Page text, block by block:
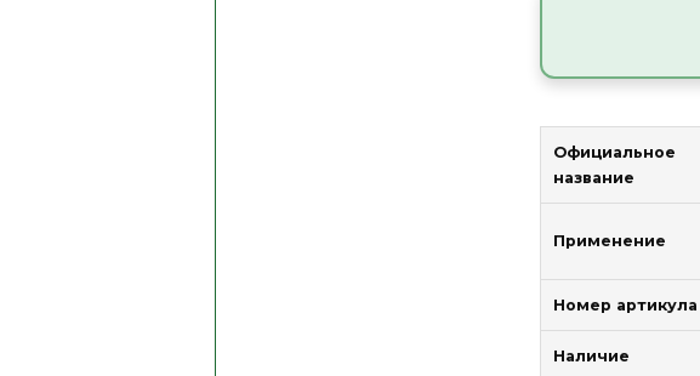
Официальное
название
Применение
Номер артикула
Наличие